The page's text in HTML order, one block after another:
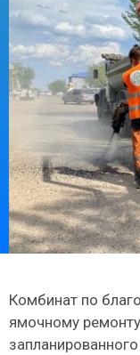
Комбинат по
ямочному